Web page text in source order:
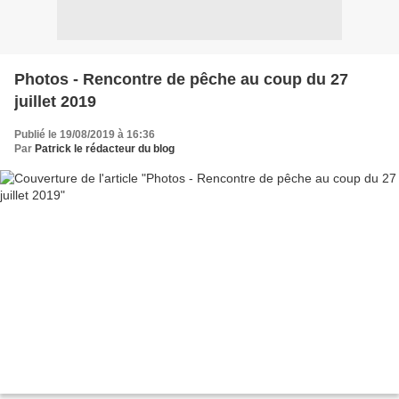
Photos - Rencontre de pêche au coup du 27
juillet 2019
Publié le 19/08/2019 à 16:36
Par Patrick le rédacteur du blog